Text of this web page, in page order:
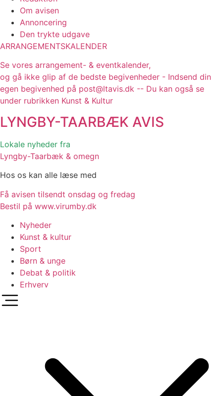
Om avisen
Annoncering
Den trykte udgave
ARRANGEMENTSKALENDER
Se vores arrangement- & eventkalender,
og gå ikke glip af de bedste begivenheder - Indsend din
egen begivenhed på post@ltavis.dk -- Du kan også se
under rubrikken Kunst & Kultur
LYNGBY-TAARBÆK AVIS
Lokale nyheder fra
Lyngby-Taarbæk & omegn
Hos os kan alle læse med
Få avisen tilsendt onsdag og fredag
Bestil på www.virumby.dk
Nyheder
Kunst & kultur
Sport
Børn & unge
Debat & politik
Erhverv